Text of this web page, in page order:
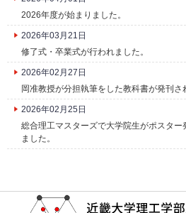
2026年度が始まりました。
2026年03月21日
修了式・卒業式が行われました。
2026年02月27日
岡准教授が分担執筆をした教科書が発刊さ
2026年02月25日
総合理工マスターズで大学院生がポスター
ました。